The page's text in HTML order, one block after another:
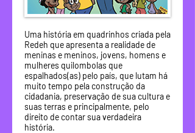
Uma história em quadrinhos criada pela
Redeh que apresenta a realidade de
meninas e meninos, jovens, homens e
mulheres quilombolas que
espalhados(as) pelo país, que lutam há
muito tempo pela construção da
cidadania, preservação de sua cultura e
suas terras e principalmente, pelo
direito de contar sua verdadeira
história.